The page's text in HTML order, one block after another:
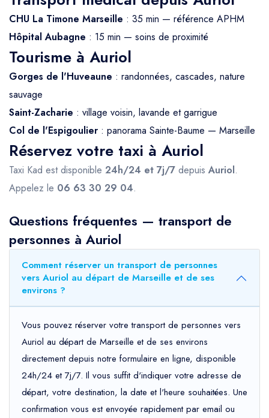
CHU La Timone Marseille : 35 min — référence APHM
Hôpital Aubagne : 15 min — soins de proximité
Tourisme à Auriol
Gorges de l'Huveaune : randonnées, cascades, nature
sauvage
Saint-Zacharie : village voisin, lavande et garrigue
Col de l'Espigoulier : panorama Sainte-Baume — Marseille
Réservez votre taxi à Auriol
Taxi Kad est disponible 24h/24 et 7j/7 depuis Auriol.
Appelez le 06 63 30 29 04.
Questions fréquentes — transport de
personnes à Auriol
Comment réserver un transport de personnes
vers Auriol au départ de Marseille et de ses
environs ?
Vous pouvez réserver votre transport de personnes vers
Auriol au départ de Marseille et de ses environs
directement depuis notre formulaire en ligne, disponible
24h/24 et 7j/7. Il vous suffit d'indiquer votre adresse de
départ, votre destination, la date et l'heure souhaitées. Une
confirmation vous est envoyée rapidement par email ou